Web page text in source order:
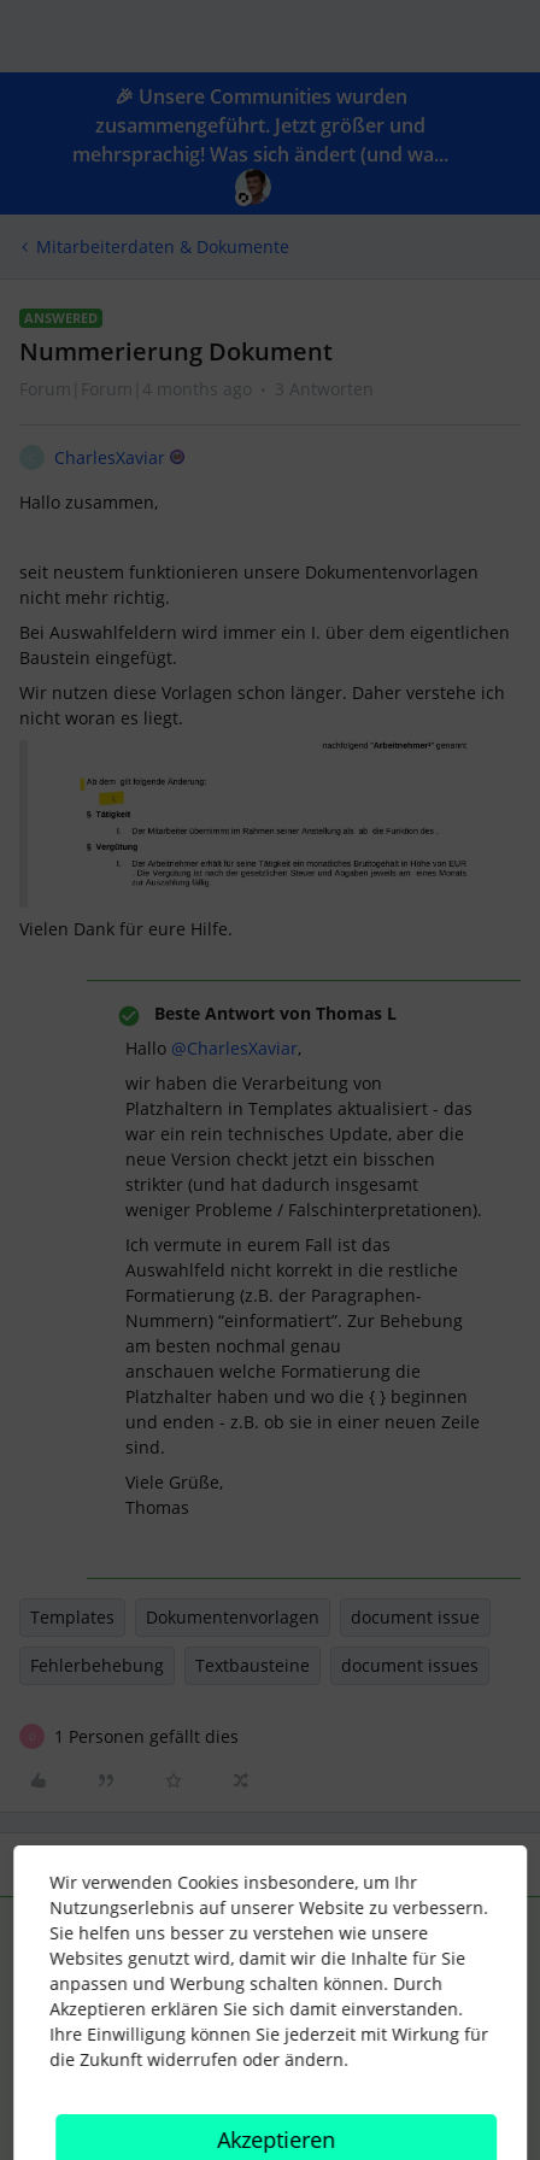
🎉 Unsere Communities wurden
zusammengeführt. Jetzt größer und
mehrsprachig! Was sich ändert (und wa...
Mitarbeiterdaten & Dokumente
ANSWERED
Nummerierung Dokument
Forum|Forum|4 months ago 3 Antworten
CharlesXaviar
Hallo zusammen,
seit neustem funktionieren unsere Dokumentenvorlagen
nicht mehr richtig.
Bei Auswahlfeldern wird immer ein I. über dem eigentlichen
Baustein eingefügt.
Wir nutzen diese Vorlagen schon länger. Daher verstehe ich
nicht woran es liegt.
Vielen Dank für eure Hilfe.
Beste Antwort von Thomas L
Hallo ​ @CharlesXaviar,
wir haben die Verarbeitung von
Platzhaltern in Templates aktualisiert - das
war ein rein technisches Update, aber die
neue Version checkt jetzt ein bisschen
strikter (und hat dadurch insgesamt
weniger Probleme / Falschinterpretationen).
Ich vermute in eurem Fall ist das
Auswahlfeld nicht korrekt in die restliche
Formatierung (z.B. der Paragraphen-
Nummern) “einformatiert”. Zur Behebung
am besten nochmal genau
anschauen welche Formatierung die
Platzhalter haben und wo die { } beginnen
und enden - z.B. ob sie in einer neuen Zeile
sind.
Viele Grüße,
Thomas
Templates Dokumentenvorlagen document issue
Fehlerbehebung Textbausteine document issues
1 Personen gefällt dies
Thomas L ANTWORT Forum|Forum|4 months ago
Hallo ​@CharlesXaviar,
wir haben die Verarbeitung von Platzhaltern in Templates
aktualisiert - das war ein rein technisches Update, aber die
neue Version checkt jetzt ein bisschen strikter (und hat
Falschinterpretationen).
Ich vermute in eurem Fall ist das Auswahlfeld nicht korrekt in
Wir verwenden Cookies insbesondere, um Ihr
Nutzungserlebnis auf unserer Website zu verbessern.
Sie helfen uns besser zu verstehen wie unsere
Websites genutzt wird, damit wir die Inhalte für Sie
anpassen und Werbung schalten können. Durch
Akzeptieren erklären Sie sich damit einverstanden.
Ihre Einwilligung können Sie jederzeit mit Wirkung für
die Zukunft widerrufen oder ändern.
Akzeptieren